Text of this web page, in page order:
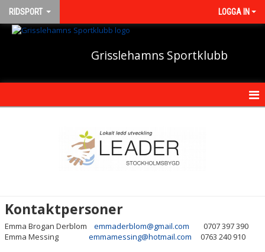
RIDSPORT LOGGA IN
Grisslehamns Sportklubb
Kontaktpersoner
Emma Brogan Derblom emmaderblom@gmail.com 0707 397 390
Emma Messing emmamessing@hotmail.com 0763 240 910